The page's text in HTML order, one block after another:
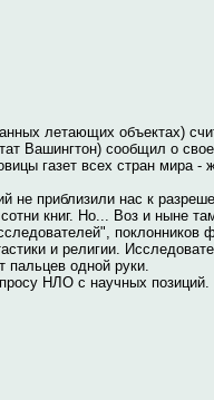
летающих объектах)
Вашингтон) сообщил о
газет всех стран
приблизили нас к
книг. Но... Воз и ныне
поклонников
и религии.
пальцев одной руки.
НЛО с научных позиций.